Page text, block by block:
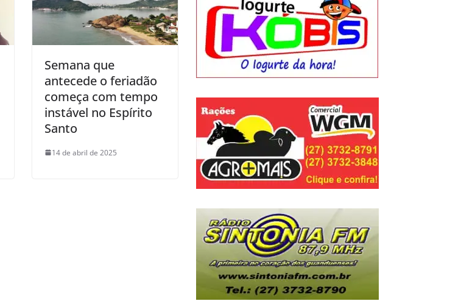
Semana que
antecede o feriadão
começa com tempo
instável no Espírito
Santo
14 de abril de 2025